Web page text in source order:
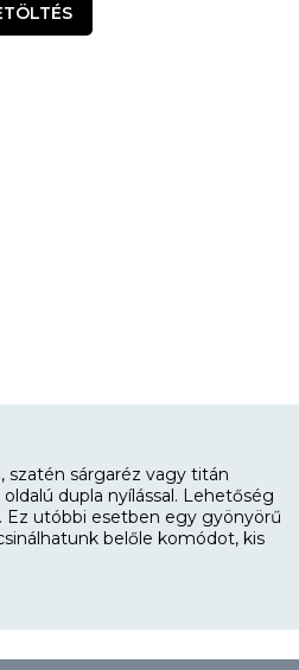
szatén sárgaréz vagy titán
dupla nyílással. Lehetőség
Ez utóbbi esetben egy gyönyörű
belőle komódot, kis